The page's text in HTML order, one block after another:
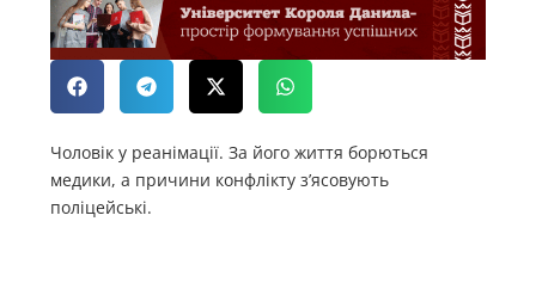
Чоловік у реанімації. За його життя борються
медики, а причини конфлікту з’ясовують
поліцейські.